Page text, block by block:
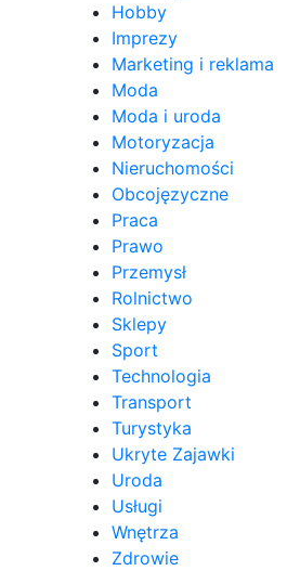
Hobby
Imprezy
Marketing i reklama
Moda
Moda i uroda
Motoryzacja
Nieruchomości
Obcojęzyczne
Praca
Prawo
Przemysł
Rolnictwo
Sklepy
Sport
Technologia
Transport
Turystyka
Ukryte Zajawki
Uroda
Usługi
Wnętrza
Zdrowie